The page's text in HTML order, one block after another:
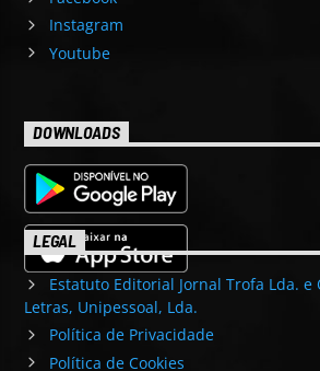
Instagram
Youtube
DOWNLOADS
LEGAL
Estatuto Editorial Jornal Trofa Lda. e
Letras, Unipessoal, Lda.
Política de Privacidade
Política de Cookies